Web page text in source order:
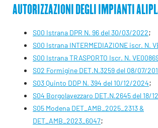
AUTORIZZAZIONI DEGLI IMPIANTI
S00 Istrana DPR N. 96 del 30/03/2022;
S00 Istrana INTERMEDIAZIONE iscr. N.
S00 Istrana TRASPORTO Iscr. N.
S02 Formigine DET.N.3259 del 08/07/
S03 Quinto DDP N. 394 del 10/12/2024;
S04 Borgolavezzaro DET.N.2645 del 18/
S05 Modena DET_AMB_2025_2313 &
DET_AMB_2023_6047;